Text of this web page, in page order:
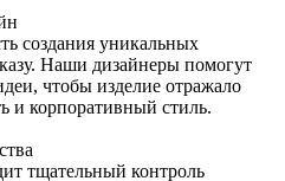
создания уникальных
Наши дизайнеры помогут
чтобы изделие отражало
и корпоративный стиль.
тщательный контроль